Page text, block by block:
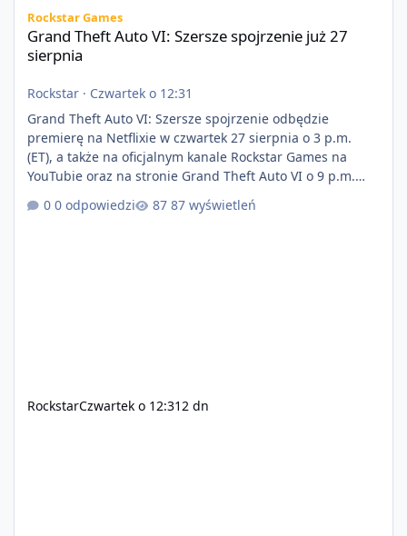
Rockstar Games
Grand Theft Auto VI: Szersze spojrzenie już 27
sierpnia
Rockstar · Czwartek o 12:31
Grand Theft Auto VI: Szersze spojrzenie odbędzie
premierę na Netflixie w czwartek 27 sierpnia o 3 p.m.
(ET), a także na oficjalnym kanale Rockstar Games na
YouTubie oraz na stronie Grand Theft Auto VI o 9 p.m.
(ET) 27 sierpnia. https://netflix.com/GTAVI Grand Theft
Auto VI będzie dostępne 19 listopada na PlayStation 5
0 odpowiedzi 87 wyświetleń
RockstarCzwartek o 12:31 2 dn